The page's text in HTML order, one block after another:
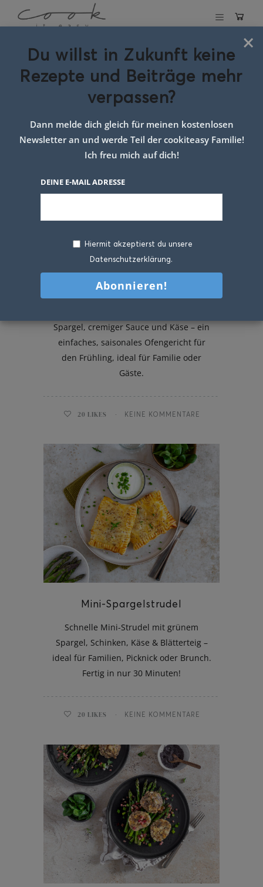
Schlagwort:
spargel
Spargel Cannelloni
Spargel, cremiger Sauce und Käse – ein
einfaches, saisonales Ofengericht für
den Frühling, ideal für Familie oder
Gäste.
20 LIKES KEINE KOMMENTARE
Mini-Spargelstrudel
Schnelle Mini-Strudel mit grünem
Spargel, Schinken, Käse & Blätterteig –
ideal für Familien, Picknick oder Brunch.
Fertig in nur 30 Minuten!
20 LIKES KEINE KOMMENTARE
×
Du willst in Zukunft keine
Rezepte und Beiträge mehr
verpassen?
Dann melde dich gleich für meinen kostenlosen
Newsletter an und werde Teil der cookiteasy Familie!
Ich freu mich auf dich!
DEINE E-MAIL ADRESSE
Hiermit akzeptierst du unsere
Datenschutzerklärung.